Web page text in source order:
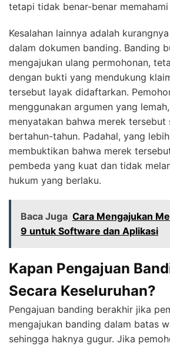
tetapi tidak benar-benar
Kesalahan lainnya adalah
dalam dokumen banding. Banding
mengajukan ulang permohonan,
dengan bukti yang mendukung
tersebut layak didaftarkan.
menggunakan argumen yang
menyatakan bahwa merek tersebut
bertahun-tahun. Padahal, yang
membuktikan bahwa merek
pembeda yang kuat dan tidak
hukum yang berlaku.
Baca Juga Cara Mengajukan
9 untuk Software dan Aplikasi
Kapan Pengajuan
Secara Keseluruhan?
Pengajuan banding berakhir jika
mengajukan banding dalam batas
sehingga haknya gugur. Jika